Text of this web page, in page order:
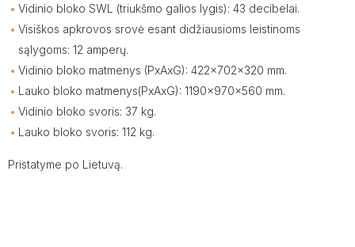
Vidinio bloko SWL (triukšmo galios lygis): 43 decibelai.
Visiškos apkrovos srovė esant didžiausioms leistinoms
sąlygoms: 12 amperų.
Vidinio bloko matmenys (PxAxG): 422x702x320 mm.
Lauko bloko matmenys(PхAхG): 1190x970x560 mm.
Vidinio bloko svoris: 37 kg.
Lauko bloko svoris: 112 kg.
Pristatyme po Lietuvą.